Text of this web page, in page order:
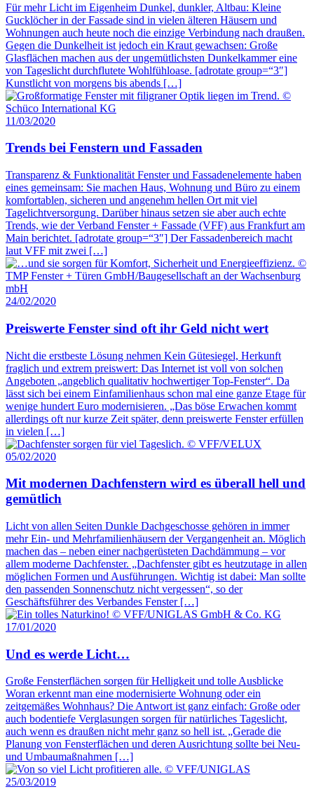
Für mehr Licht im Eigenheim Dunkel, dunkler, Altbau: Kleine
Gucklöcher in der Fassade sind in vielen älteren Häusern und
Wohnungen auch heute noch die einzige Verbindung nach draußen.
Gegen die Dunkelheit ist jedoch ein Kraut gewachsen: Große
Glasflächen machen aus der ungemütlichsten Dunkelkammer eine
von Tageslicht durchflutete Wohlfühloase. [adrotate group=“3″]
Kunstlicht von morgens bis abends […]
11/03/2020
Trends bei Fenstern und Fassaden
Transparenz & Funktionalität Fenster und Fassadenelemente haben
eines gemeinsam: Sie machen Haus, Wohnung und Büro zu einem
komfortablen, sicheren und angenehm hellen Ort mit viel
Tagelichtversorgung. Darüber hinaus setzen sie aber auch echte
Trends, wie der Verband Fenster + Fassade (VFF) aus Frankfurt am
Main berichtet. [adrotate group=“3″] Der Fassadenbereich macht
laut VFF mit zwei […]
24/02/2020
Preiswerte Fenster sind oft ihr Geld nicht wert
Nicht die erstbeste Lösung nehmen Kein Gütesiegel, Herkunft
fraglich und extrem preiswert: Das Internet ist voll von solchen
Angeboten „angeblich qualitativ hochwertiger Top-Fenster“. Da
lässt sich bei einem Einfamilienhaus schon mal eine ganze Etage für
wenige hundert Euro modernisieren. „Das böse Erwachen kommt
allerdings oft nur kurze Zeit später, denn preiswerte Fenster erfüllen
in vielen […]
05/02/2020
Mit modernen Dachfenstern wird es überall hell und
gemütlich
Licht von allen Seiten Dunkle Dachgeschosse gehören in immer
mehr Ein- und Mehrfamilienhäusern der Vergangenheit an. Möglich
machen das – neben einer nachgerüsteten Dachdämmung – vor
allem moderne Dachfenster. „Dachfenster gibt es heutzutage in allen
möglichen Formen und Ausführungen. Wichtig ist dabei: Man sollte
den passenden Sonnenschutz nicht vergessen“, so der
Geschäftsführer des Verbandes Fenster […]
17/01/2020
Und es werde Licht…
Große Fensterflächen sorgen für Helligkeit und tolle Ausblicke
Woran erkennt man eine modernisierte Wohnung oder ein
zeitgemäßes Wohnhaus? Die Antwort ist ganz einfach: Große oder
auch bodentiefe Verglasungen sorgen für natürliches Tageslicht,
auch wenn es draußen nicht mehr ganz so hell ist. „Gerade die
Planung von Fensterflächen und deren Ausrichtung sollte bei Neu-
und Umbaumaßnahmen […]
25/03/2019